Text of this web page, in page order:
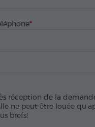
réception de la
ne peut être louée
brefs!